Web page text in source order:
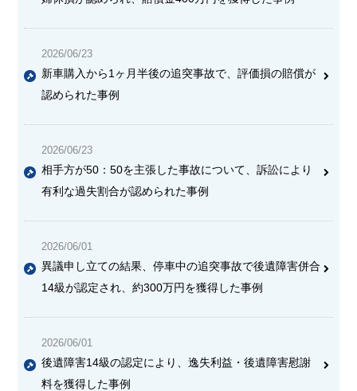
2026/06/23
新車購入から1ヶ月半後の追突事故で、評価損の賠償が
認められた事例
2026/06/23
相手方が50：50を主張した事故について、訴訟により
有利な過失割合が認められた事例
2026/06/01
異議申し立ての結果、停車中の追突事故で後遺障害併合
14級が認定され、約300万円を獲得した事例
2026/06/01
後遺障害14級の認定により、逸失利益・後遺障害慰謝
料を獲得した事例